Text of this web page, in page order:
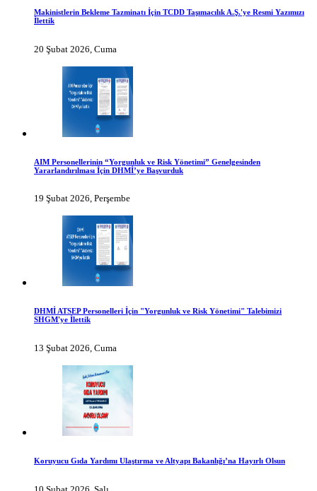
Makinistlerin Bekleme Tazminatı İçin TCDD Taşımacılık A.Ş.'ye Resmi Yazımızı
İlettik
20 Şubat 2026, Cuma
AIM Personellerinin “Yorgunluk ve Risk Yönetimi” Genelgesinden
Yararlandırılması İçin DHMİ’ye Başvurduk
19 Şubat 2026, Perşembe
DHMİ ATSEP Personelleri İçin "Yorgunluk ve Risk Yönetimi" Talebimizi
SHGM'ye İlettik
13 Şubat 2026, Cuma
Koruyucu Gıda Yardımı Ulaştırma ve Altyapı Bakanlığı’na Hayırlı Olsun